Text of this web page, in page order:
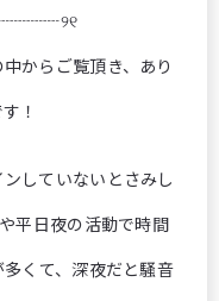
からご覧頂き、あり
！
していないとさみし
平日夜の活動で時間
くて、深夜だと騒音